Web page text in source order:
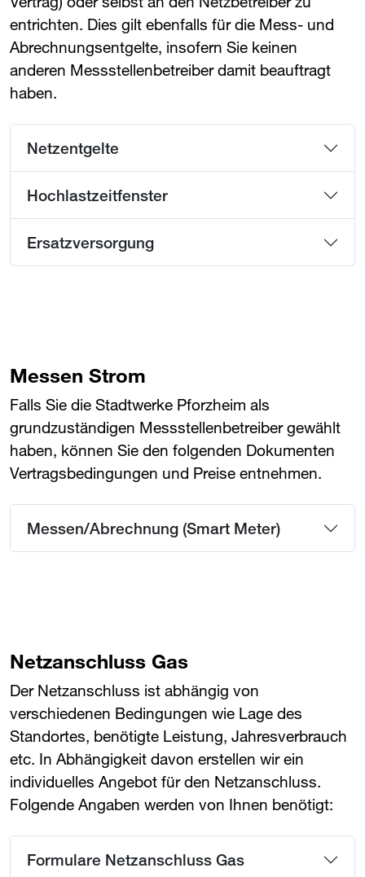
entrichten. Dies gilt ebenfalls für die Mess- und
Abrechnungsentgelte, insofern Sie keinen
anderen Messstellenbetreiber damit beauftragt
haben.
Netzentgelte
Hochlastzeitfenster
Ersatzversorgung
Messen Strom
Falls Sie die Stadtwerke Pforzheim als
grundzuständigen Messstellenbetreiber gewählt
haben, können Sie den folgenden Dokumenten
Vertragsbedingungen und Preise entnehmen.
Messen/Abrechnung (Smart Meter)
Netzanschluss Gas
Der Netzanschluss ist abhängig von
verschiedenen Bedingungen wie Lage des
Standortes, benötigte Leistung, Jahresverbrauch
etc. In Abhängigkeit davon erstellen wir ein
individuelles Angebot für den Netzanschluss.
Folgende Angaben werden von Ihnen benötigt:
Formulare Netzanschluss Gas